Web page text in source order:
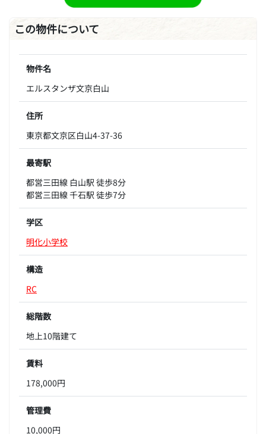
この物件について
物件名
エルスタンザ文京白山
住所
東京都文京区白山4-37-36
最寄駅
都営三田線 白山駅 徒歩8分
都営三田線 千石駅 徒歩7分
学区
明化小学校
構造
RC
総階数
地上10階建て
賃料
178,000円
管理費
10,000円